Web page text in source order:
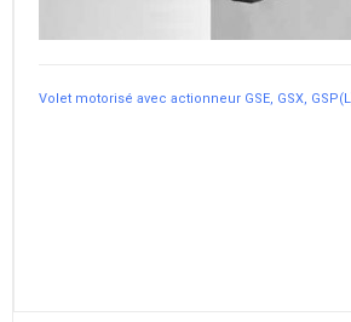
Volet motorisé avec actionneur GSE, GSX,